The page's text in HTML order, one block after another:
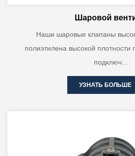
Шаровой
Наши шаровые клапаны
полиэтилена высокой плотности
подключ...
УЗНАТЬ БОЛЬШЕ